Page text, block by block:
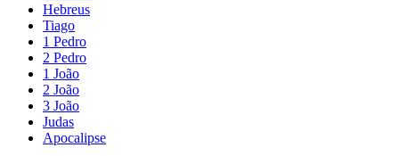
Hebreus
Tiago
1 Pedro
2 Pedro
1 João
2 João
3 João
Judas
Apocalipse